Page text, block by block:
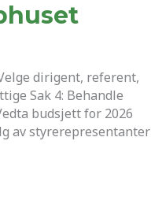
dirigent, referent,
Sak 4: Behandle
budsjett for 2026
av styrerepresentanter